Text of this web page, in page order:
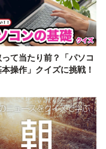
て当たり前？「パソコ
操作」クイズに挑戦！